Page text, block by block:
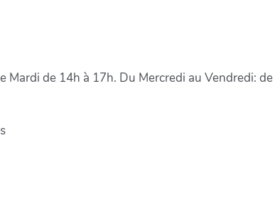
Mardi de 14h à 17h. Du Mercredi au Vendredi: